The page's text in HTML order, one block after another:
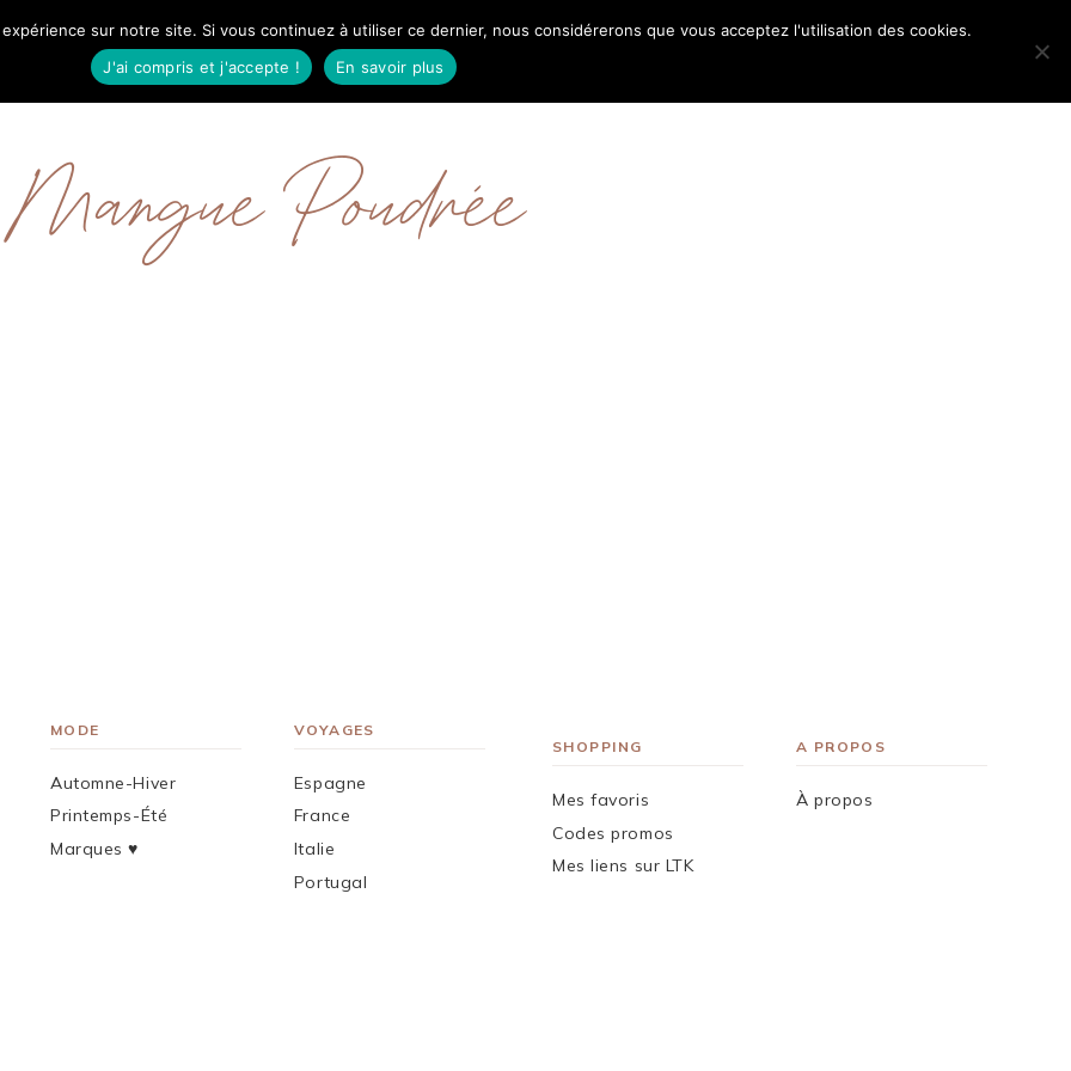
MODE VOYAGES
Mangue Poudrée
MODE
Automne-Hiver
Printemps-Été
Marques ♥︎
VOYAGES
Espagne
France
Italie
Portugal
SHOPPING
Mes favoris
Codes promos
Mes liens sur LTK
A PROPOS
À propos
sur notre site. Si vous continuez à utiliser ce dernier, nous considérerons que vous acceptez l'utilisation des cookies.
J'ai compris et j'accepte !
En savoir plus